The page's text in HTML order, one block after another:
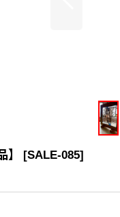
[SALE-085]